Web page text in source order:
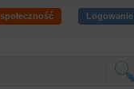
społeczność Logowanie